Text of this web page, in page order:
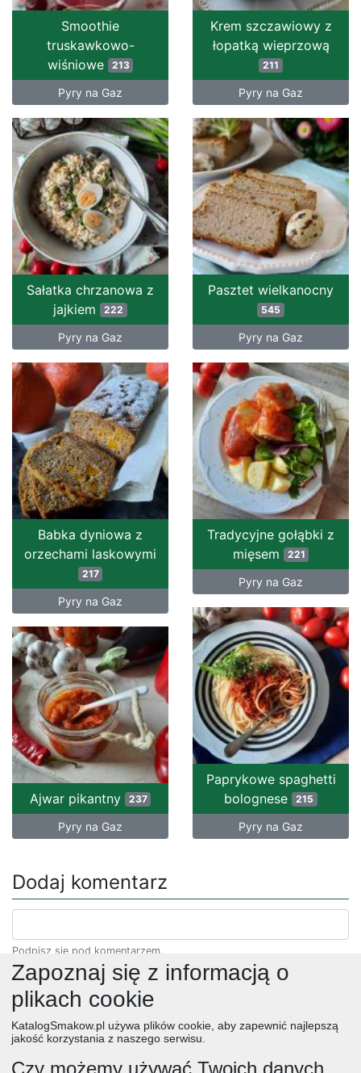
Smoothie
truskawkowo-
wiśniowe
213
Pyry na Gaz
Krem szczawiowy z
łopatką wieprzową
211
Pyry na Gaz
Sałatka chrzanowa z
jajkiem 222
Pyry na Gaz
Pasztet wielkanocny
545
Pyry na Gaz
Babka dyniowa z
orzechami laskowymi
217
Pyry na Gaz
Tradycyjne gołąbki z
mięsem
221
Pyry na Gaz
Paprykowe spaghetti
bolognese 215
Pyry na Gaz
Ajwar pikantny 237
Pyry na Gaz
Dodaj komentarz
Podpisz się pod komentarzem.
Zapoznaj się z informacją o
plikach cookie
KatalogSmakow.pl używa plików cookie, aby zapewnić najlepszą
jakość korzystania z naszego serwisu.
Czy możemy używać Twoich danych,